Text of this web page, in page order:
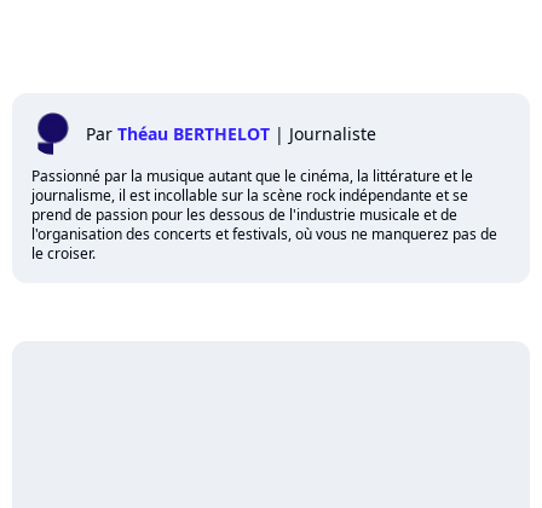
Par Théau BERTHELOT | Journaliste
Passionné par la musique autant que le cinéma, la littérature et le
journalisme, il est incollable sur la scène rock indépendante et se
prend de passion pour les dessous de l'industrie musicale et de
l'organisation des concerts et festivals, où vous ne manquerez pas de
le croiser.